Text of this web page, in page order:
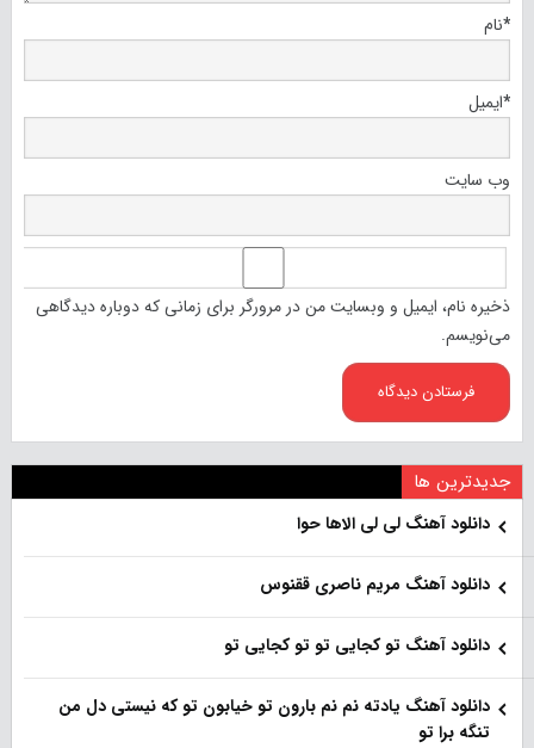
نام*
ایمیل*
وب‌ سایت
ذخیره نام، ایمیل و وبسایت من در مرورگر برای زمانی که دوباره دیدگاهی
می‌نویسم.
جدیدترین ها
دانلود آهنگ لی لی الاها حوا
دانلود آهنگ مریم ناصری ققنوس
دانلود آهنگ تو کجایی تو تو کجایی تو
دانلود آهنگ یادته نم نم بارون تو خیابون تو که نیستی دل من
تنگه برا تو